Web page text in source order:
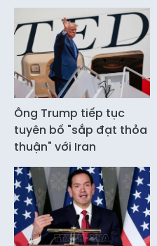
Ông Trump tiếp tục
tuyên bố "sắp đạt thỏa
thuận" với Iran